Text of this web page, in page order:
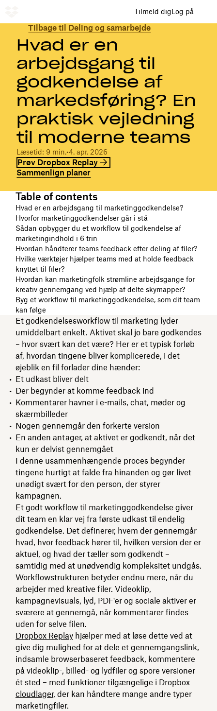
Tilmeld digLog på
Tilbage til Deling og samarbejde
Hvad er en
arbejdsgang til
godkendelse af
markedsføring? En
praktisk vejledning
til moderne teams
Læsetid: 9 min.•4. apr. 2026
Prøv Dropbox Replay
Sammenlign planer
Table of contents
Hvad er en arbejdsgang til marketinggodkendelse?
Hvorfor marketinggodkendelser går i stå
Sådan opbygger du et workflow til godkendelse af
marketingindhold i 6 trin
Hvordan håndterer teams feedback efter deling af filer?
Hvilke værktøjer hjælper teams med at holde feedback
knyttet til filer?
Hvordan kan marketingfolk strømline arbejdsgange for
kreativ gennemgang ved hjælp af delte skymapper?
Byg et workflow til marketinggodkendelse, som dit team
kan følge
Et godkendelsesworkflow til marketing lyder
umiddelbart enkelt. Aktivet skal jo bare godkendes
– hvor svært kan det være? Her er et typisk forløb
af, hvordan tingene bliver komplicerede, i det
øjeblik en fil forlader dine hænder:
Et udkast bliver delt
Der begynder at komme feedback ind
Kommentarer havner i e-mails, chat, møder og
skærmbilleder
Nogen gennemgår den forkerte version
En anden antager, at aktivet er godkendt, når det
kun er delvist gennemgået
I denne usammenhængende proces begynder
tingene hurtigt at falde fra hinanden og gør livet
unødigt svært for den person, der styrer
kampagnen.
Et godt workflow til marketinggodkendelse giver
dit team en klar vej fra første udkast til endelig
godkendelse. Det definerer, hvem der gennemgår
hvad, hvor feedback hører til, hvilken version der er
aktuel, og hvad der tæller som godkendt –
samtidig med at unødvendig kompleksitet undgås.
Workflowstrukturen betyder endnu mere, når du
arbejder med kreative filer. Videoklip,
kampagnevisuals, lyd, PDF'er og sociale aktiver er
sværere at gennemgå, når kommentarer findes
uden for selve filen.
Dropbox Replay hjælper med at løse dette ved at
give dig mulighed for at dele et gennemgangslink,
indsamle browserbaseret feedback, kommentere
på videoklip-, billed- og lydfiler og spore versioner
ét sted – med funktioner tilgængelige i Dropbox
cloudlager, der kan håndtere mange andre typer
marketingfiler.